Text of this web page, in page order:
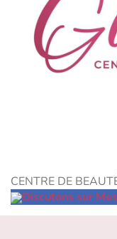
CENTRE DE
Discutons sur